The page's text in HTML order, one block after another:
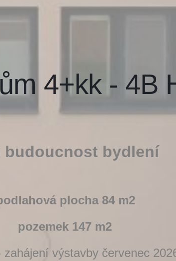
4+kk - 4B
budoucnost bydlení
plocha 84 m2
pozemek 147 m2
zahájení výstavby červenec